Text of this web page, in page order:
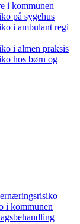
i kommunen
på sygehus
i ambulant regi
i almen praksis
hos børn og
i kommunen